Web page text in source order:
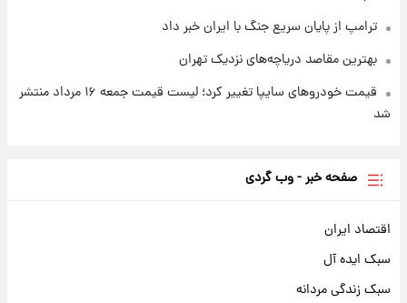
ترامپ از پایان سریع جنگ با ایران خبر داد
بهترین مقاصد دریاچه‌های نزدیک تهران
قیمت خودروهای سایپا تغییر کرد؛ لیست قیمت جمعه ۱۶ مرداد منتشر
شد
صفحه خبر - وب گردی
اقتصاد ایران
سبک ایده آل
سبک زندگی مردانه